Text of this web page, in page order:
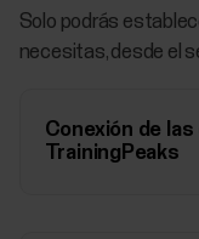
Solo podrás
necesitas, desde el
Conexión de
TrainingPeaks